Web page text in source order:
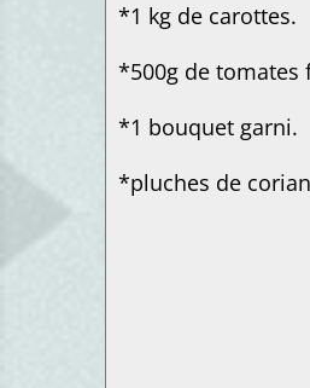
*1 kg de carottes.
*500g de tomates
*1 bouquet garni.
*pluches de